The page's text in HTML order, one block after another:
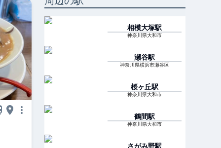
相模大塚駅
神奈川県大和市
瀬谷駅
神奈川県横浜市瀬谷区
桜ヶ丘駅
神奈川県大和市
鶴間駅
神奈川県大和市
さがみ野駅